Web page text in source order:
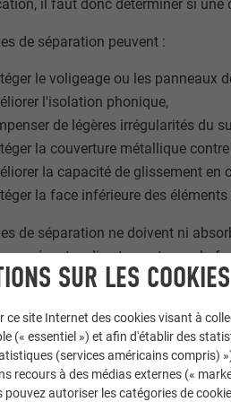
il faut donc déterminer si une
de séparation peuvent :
le voligeage ou les panneaux
l'isolation phonique,
de légères irrégularités du
la couverture métallique
la capacité de glissement en
la face inférieure des
de séparation ne doivent ni
présentes directement sous la
produit approprié en accord
l’utilisation de
SUR LES
ce site Internet des cookies visant à
(« essentiel ») et afin d'établir des
(services américains compris)
recours à des médias externes («
pouvez autoriser les catégories de